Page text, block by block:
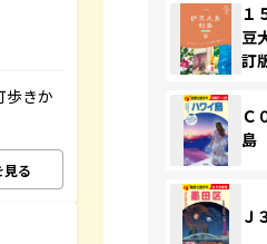
歩きか
見る
１
豆
訂
Ｃ
島
Ｊ